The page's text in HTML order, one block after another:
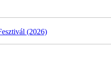
(2026)